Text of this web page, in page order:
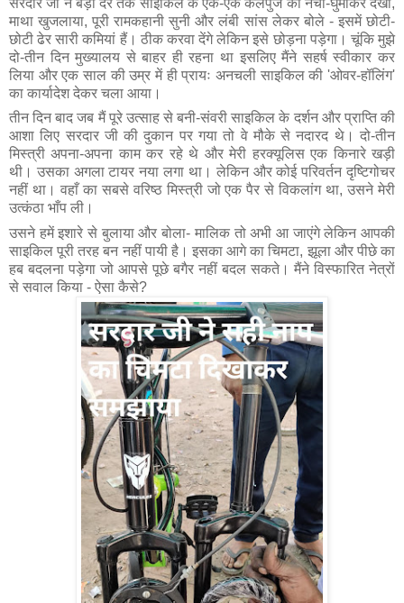
माथा खुजलाया, पूरी रामकहानी सुनी और लंबी सांस लेकर बोले - इसमें छोटी-
छोटी ढेर सारी कमियां हैं। ठीक करवा देंगे लेकिन इसे छोड़ना पड़ेगा। चूंकि मुझे
दो-तीन दिन मुख्यालय से बाहर ही रहना था इसलिए मैंने सहर्ष स्वीकार कर
लिया और एक साल की उम्र में ही प्रायः अनचली साइकिल की 'ओवर-हॉलिंग'
का कार्यादेश देकर चला आया।
तीन दिन बाद जब मैं पूरे उत्साह से बनी-संवरी साइकिल के दर्शन और प्राप्ति की
आशा लिए सरदार जी की दुकान पर गया तो वे मौके से नदारद थे। दो-तीन
मिस्त्री अपना-अपना काम कर रहे थे और मेरी हरक्यूलिस एक किनारे खड़ी
थी। उसका अगला टायर नया लगा था। लेकिन और कोई परिवर्तन दृष्टिगोचर
नहीं था। वहाँ का सबसे वरिष्ठ मिस्त्री जो एक पैर से विकलांग था, उसने मेरी
उत्कंठा भाँप ली।
उसने हमें इशारे से बुलाया और बोला- मालिक तो अभी आ जाएंगे लेकिन आपकी
साइकिल पूरी तरह बन नहीं पायी है। इसका आगे का चिमटा, झूला और पीछे का
हब बदलना पड़ेगा जो आपसे पूछे बगैर नहीं बदल सकते। मैंने विस्फारित नेत्रों
से सवाल किया - ऐसा कैसे?